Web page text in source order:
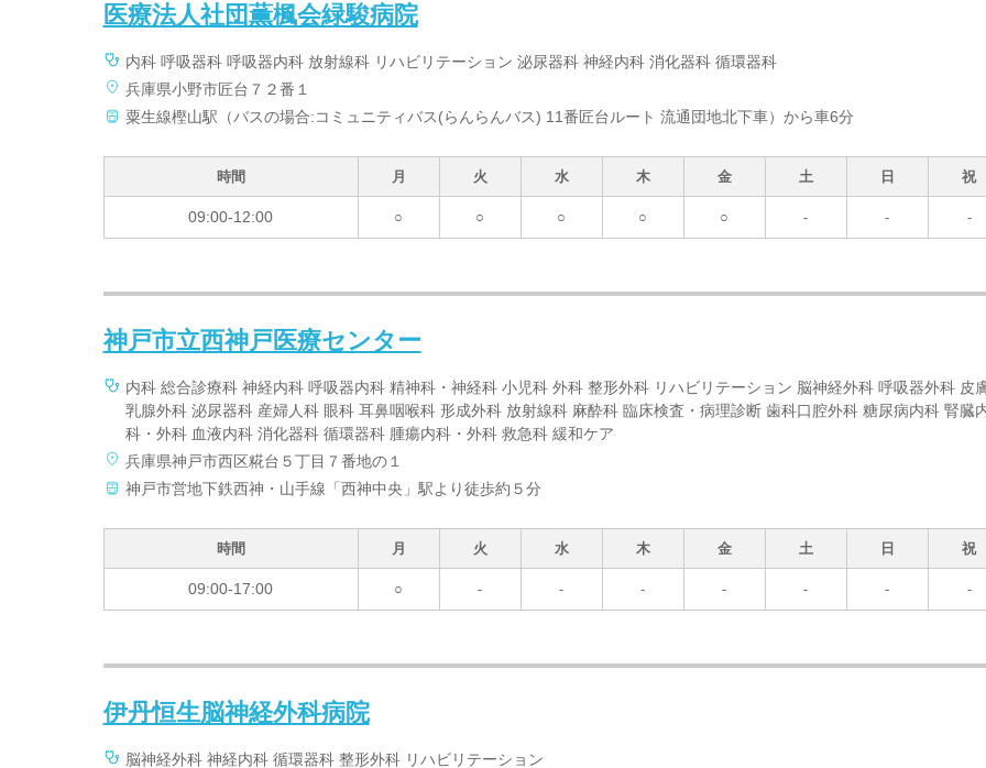
医療法人社団薫楓会緑駿病院
内科 呼吸器科 呼吸器内科 放射線科 リハビリテーション 泌尿器科 神経内科 消化器科 循環器科
兵庫県小野市匠台７２番１
粟生線樫山駅（バスの場合:コミュニティバス(らんらんバス) 11番匠台ルート 流通団地北下車）から車6分
時間 月 火 水 木 金 土 日 祝
09:00-12:00 ○ ○ ○ ○ ○ - - -
神戸市立西神戸医療センター
内科 総合診療科 神経内科 呼吸器内科 精神科・神経科 小児科 外科 整形外科 リハビリテーション 脳神経外科 呼吸器外科 皮
乳腺外科 泌尿器科 産婦人科 眼科 耳鼻咽喉科 形成外科 放射線科 麻酔科 臨床検査・病理診断 歯科口腔外科 糖尿病内科 腎臓
科・外科 血液内科 消化器科 循環器科 腫瘍内科・外科 救急科 緩和ケア
兵庫県神戸市西区糀台５丁目７番地の１
神戸市営地下鉄西神・山手線「西神中央」駅より徒歩約５分
時間 月 火 水 木 金 土 日 祝
09:00-17:00 ○ - - - - - - -
伊丹恒生脳神経外科病院
脳神経外科 神経内科 循環器科 整形外科 リハビリテーション